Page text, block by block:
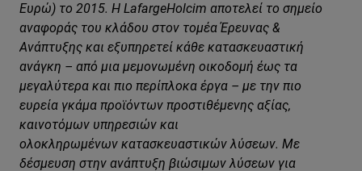
Ευρώ) το 2015. Η LafargeHolcim αποτελεί το σημείο
αναφοράς του κλάδου στον τομέα Έρευνας &
Ανάπτυξης και εξυπηρετεί κάθε κατασκευαστική
ανάγκη – από μια μεμονωμένη οικοδομή έως τα
μεγαλύτερα και πιο περίπλοκα έργα – με την πιο
ευρεία γκάμα προϊόντων προστιθέμενης αξίας,
καινοτόμων υπηρεσιών και
ολοκληρωμένων κατασκευαστικών λύσεων. Με
δέσμευση στην ανάπτυξη βιώσιμων λύσεων για